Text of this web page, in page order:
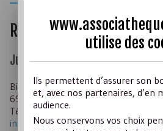
Revues
Juris associations
Bimensuelle - Juris Éditions/Dalloz –
69 003 Lyon
Tél : 04 72 98 18 40
infojuris@dalloz.fr
utilise des
Ils permettent d’assurer son
et, avec nos partenaires, d’en
audience.
Nous conservons vos choix